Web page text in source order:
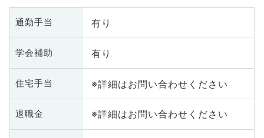
通勤手当 有り
学会補助 有り
住宅手当 ※詳細はお問い合わせください
退職金 ※詳細はお問い合わせください